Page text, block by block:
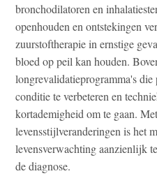
bronchodilatoren en
openhouden en ontstekingen
zuurstoftherapie in ernstige
bloed op peil kan houden.
longrevalidatieprogramma's
conditie te verbeteren en
kortademigheid om te gaan.
levensstijlveranderingen is het
levensverwachting aanzienlijk
de diagnose.